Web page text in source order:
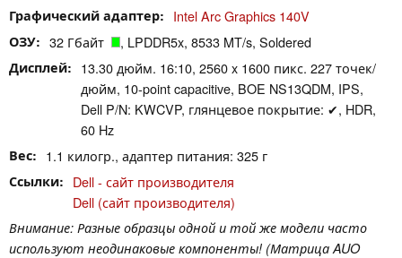
Графический адаптер Intel Arc Graphics 140V
ОЗУ 32 Гбайт , LPDDR5x, 8533 MT/s, Soldered
Дисплей
13.30 дюйм. 16:10, 2560 x 1600 пикс. 227 точек/
дюйм, 10-point capacitive, BOE NS13QDM, IPS,
Dell P/N: KWCVP, глянцевое покрытие: ✔, HDR,
60 Hz
Вес 1.1 килогр., адаптер питания: 325 г
Ссылки
Dell - сайт производителя
Dell (сайт производителя)
Внимание: Разные образцы одной и той же модели часто
используют неодинаковые компоненты! (Матрица AUO